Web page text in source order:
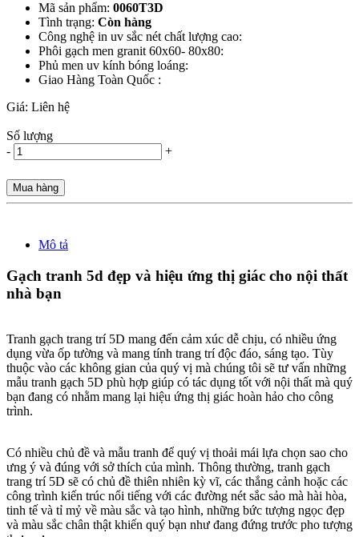
Mã sản phẩm: 0060T3D
Tình trạng: Còn hàng
Công nghệ in uv sắc nét chất lượng cao:
Phôi gạch men granit 60x60- 80x80:
Phủ men uv kính bóng loáng:
Giao Hàng Toàn Quốc :
Giá: Liên hệ
Số lượng
-
+
Mua hàng
Mô tả
Gạch tranh 5d đẹp và hiệu ứng thị giác cho nội thất
nhà bạn
Tranh gạch trang trí 5D mang đến cảm xúc dễ chịu, có nhiều ứng
dụng vừa ốp tường và mang tính trang trí độc đáo, sáng tạo. Tùy
thuộc vào các không gian của quý vị mà chúng tôi sẽ tư vấn những
mẫu tranh gạch 5D phù hợp giúp có tác dụng tốt với nội thất mà quý
bạn đang có nhằm mang lại hiệu ứng thị giác hoàn hảo cho công
trình.
Có nhiều chủ đề và mẫu tranh để quý vị thoải mái lựa chọn sao cho
ưng ý và đúng với sở thích của mình. Thông thường, tranh gạch
trang trí 5D sẽ có chủ đề thiên nhiên kỳ vĩ, các thắng cảnh hoặc các
công trình kiến trúc nổi tiếng với các đường nét sắc sảo mà hài hòa,
tinh tế và tỉ mỷ về màu sắc và tạo hình, những bức tượng ngọc đẹp
và màu sắc chân thật khiến quý bạn như đang đứng trước pho tượng